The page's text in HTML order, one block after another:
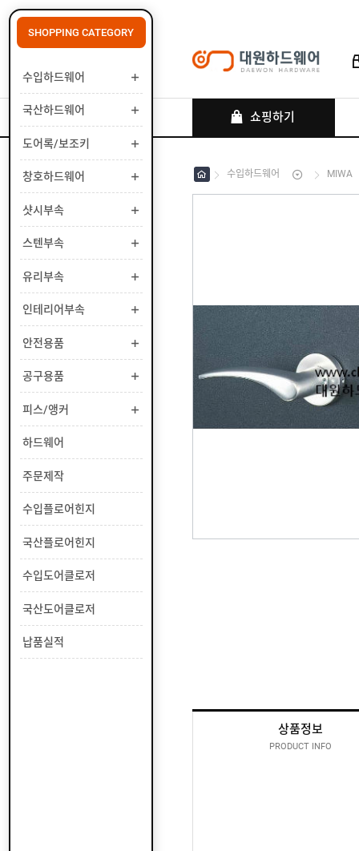
쇼핑하기
SHOPPING CATEGORY
수입하드웨어
국산하드웨어
도어록/보조키
창호하드웨어
샷시부속
스텐부속
유리부속
인테리어부속
안전용품
공구용품
피스/앵커
하드웨어
주문제작
수입플로어힌지
국산플로어힌지
수입도어클로저
국산도어클로저
납품실적
수입하드웨어 MIWA
상품정보
PRODUCT INFO
로그인
회원가입
마이페이지
배송조회
수
입
하
웨
어
국
산
하
웨
어
도
어
록
보
조
창
호
하
어
샷
시
부
스
텐
부
유
리
부
속
인
테
리
어
속
안
전
용
품
공
용
품
피
/
앵
하
웨
어
주
제
작
수
플
로
국